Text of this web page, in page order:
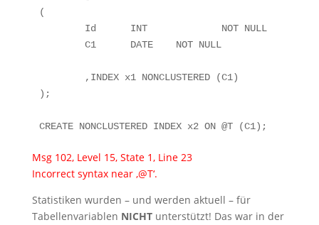
(
);
Msg 102, Level 15, State 1, Line 23
Incorrect syntax near ‚@T‘.
Statistiken wurden – und werden aktuell – für
Tabellenvariablen NICHT unterstützt! Das war in der